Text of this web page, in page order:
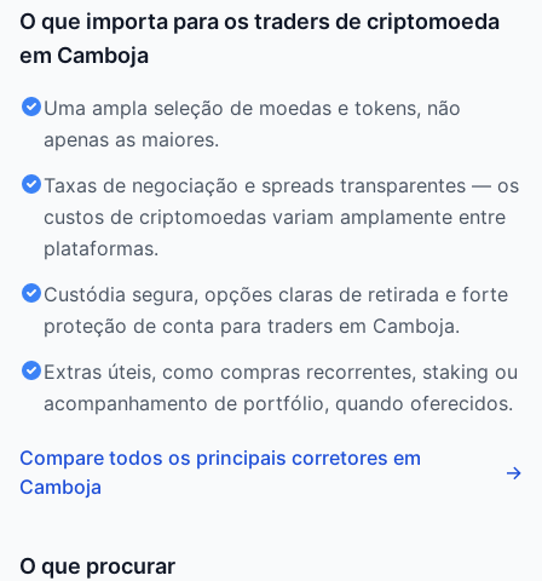
O que importa para os traders de criptomoeda
em Camboja
Uma ampla seleção de moedas e tokens, não
apenas as maiores.
Taxas de negociação e spreads transparentes — os
custos de criptomoedas variam amplamente entre
plataformas.
Custódia segura, opções claras de retirada e forte
proteção de conta para traders em Camboja.
Extras úteis, como compras recorrentes, staking ou
acompanhamento de portfólio, quando oferecidos.
Compare todos os principais corretores em
Camboja
→
O que procurar